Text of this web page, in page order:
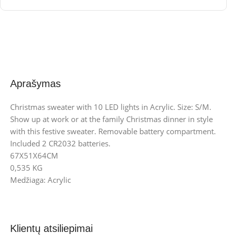
Aprašymas
Christmas sweater with 10 LED lights in Acrylic. Size: S/M.
Show up at work or at the family Christmas dinner in style
with this festive sweater. Removable battery compartment.
Included 2 CR2032 batteries.
67X51X64CM
0,535 KG
Medžiaga: Acrylic
Klientų atsiliepimai